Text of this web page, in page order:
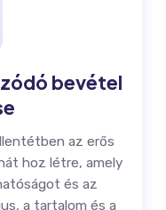
bevétel
az erős
hoz létre, amely
és az
a tartalom és a